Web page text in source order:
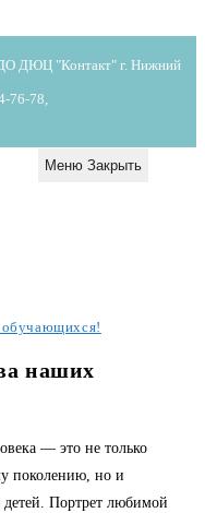
ДЮЦ "Контакт" г. Нижний
76-78,
Меню Закрыть
обучающихся!
наших
— это не только
поколению, но и
детей. Портрет любимой